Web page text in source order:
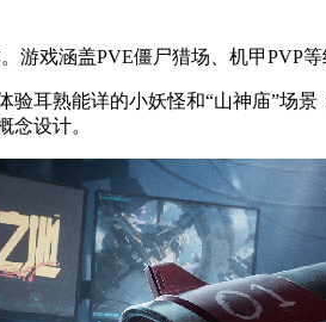
游戏涵盖PVE僵尸猎场、机甲PVP
耳熟能详的小妖怪和“山神庙”场
念设计。